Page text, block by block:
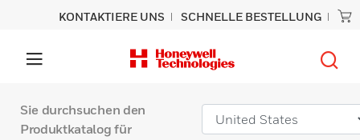
KONTAKTIERE UNS SCHNELLE BESTELLUNG
Sie durchsuchen den
Produktkatalog für